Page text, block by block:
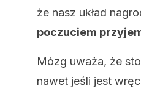
że nasz układ
poczuciem
Mózg uważa, że
nawet jeśli jest